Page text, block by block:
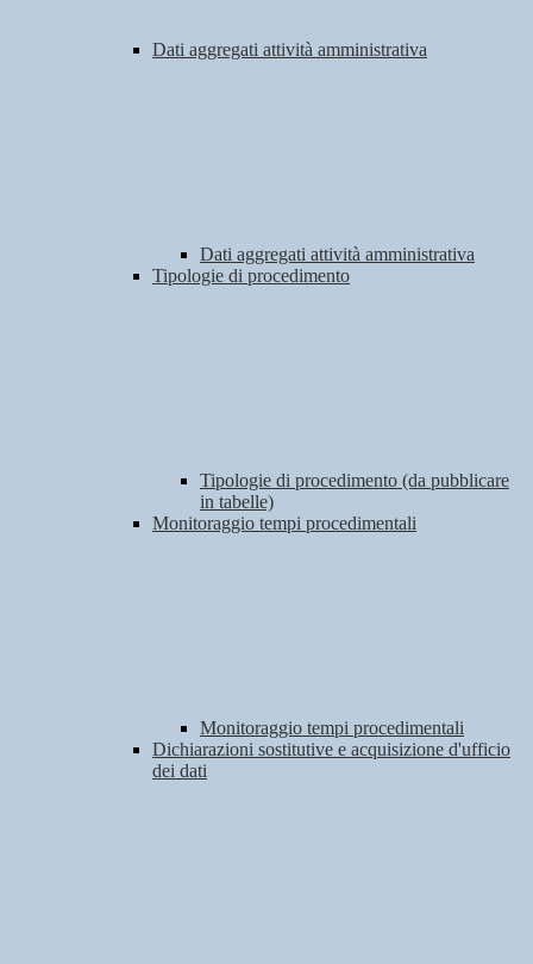
Dati aggregati attività amministrativa
Dati aggregati attività amministrativa
Tipologie di procedimento
Tipologie di procedimento (da pubblicare
in tabelle)
Monitoraggio tempi procedimentali
Monitoraggio tempi procedimentali
Dichiarazioni sostitutive e acquisizione d'ufficio
dei dati